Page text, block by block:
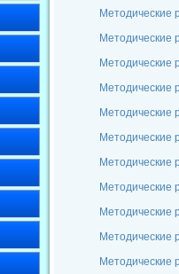
Методические
Методические
Методические
Методические
Методические
Методические
Методические
Методические
Методические